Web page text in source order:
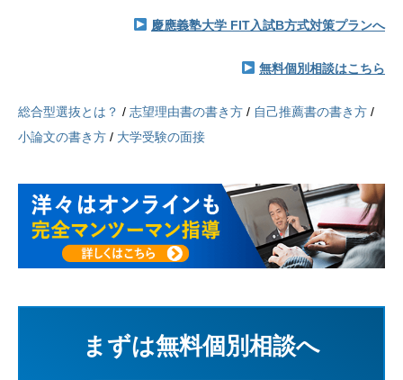
慶應義塾大学 FIT入試B方式対策プランへ
無料個別相談はこちら
総合型選抜とは？ / 志望理由書の書き方 / 自己推薦書の書き方 /
小論文の書き方 / 大学受験の面接
まずは無料個別相談へ